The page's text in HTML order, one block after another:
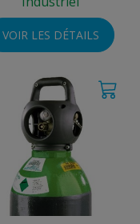
VOIR LES DÉTAILS